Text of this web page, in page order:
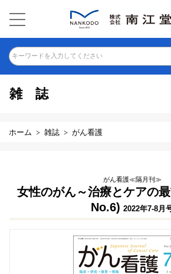
キーワードを入力してください
雑誌
ホーム 雑誌 がん看護
がん看護≪隔月刊≫
女性のがん～治療とケアの
No.6) 2022年7-8月